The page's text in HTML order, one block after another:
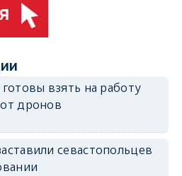
взять на работу
дронов
севастопольцев